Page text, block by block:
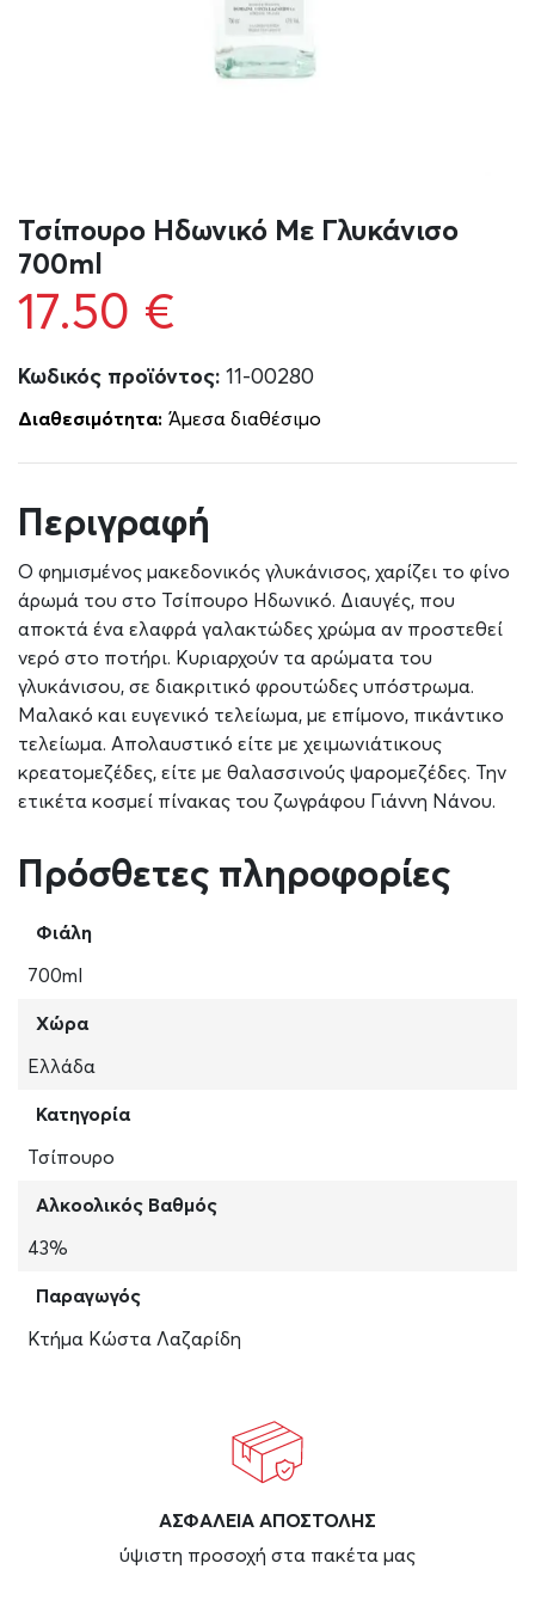
Τσίπουρο Ηδωνικό Με Γλυκάνισο
700ml
17.50 €
Κωδικός προϊόντος: 11-00280
Διαθεσιμότητα: Άμεσα διαθέσιμο
Περιγραφή
Ο φημισμένος μακεδονικός γλυκάνισος, χαρίζει το φίνο
άρωμά του στο Τσίπουρο Ηδωνικό. Διαυγές, που
αποκτά ένα ελαφρά γαλακτώδες χρώμα αν προστεθεί
νερό στο ποτήρι. Κυριαρχούν τα αρώματα του
γλυκάνισου, σε διακριτικό φρουτώδες υπόστρωμα.
Μαλακό και ευγενικό τελείωμα, με επίμονο, πικάντικο
τελείωμα. Απολαυστικό είτε με χειμωνιάτικους
κρεατομεζέδες, είτε με θαλασσινούς ψαρομεζέδες. Την
ετικέτα κοσμεί πίνακας του ζωγράφου Γιάννη Νάνου.
Πρόσθετες πληροφορίες
Φιάλη
700ml
Χώρα
Ελλάδα
Κατηγορία
Τσίπουρο
Αλκοολικός Βαθμός
43%
Παραγωγός
Κτήμα Κώστα Λαζαρίδη
ΑΣΦAΛΕΙΑ ΑΠΟΣΤΟΛΗΣ
ύψιστη προσοχή στα πακέτα μας